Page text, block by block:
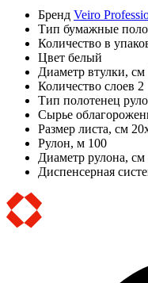
Бренд Veiro
Тип бумажные
Количество в
Цвет белый
Диаметр втулки, см
Количество слоев 2
Тип полотенец
Сырье
Размер листа, см
Рулон, м 100
Диаметр рулона, см
Диспенсерная